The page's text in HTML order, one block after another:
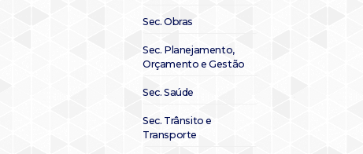
Sec. Obras
Sec. Planejamento,
Orçamento e Gestão
Sec. Saúde
Sec. Trânsito e
Transporte